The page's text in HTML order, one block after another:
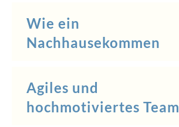
Wie ein
Nachhausekommen
Agiles und
hochmotiviertes Team